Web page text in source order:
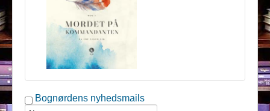
Bognørdens nyhedsmails